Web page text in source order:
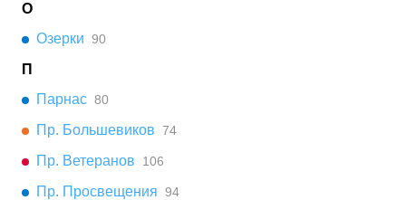
О
Озерки 90
П
Парнас 80
Пр. Большевиков 74
Пр. Ветеранов 106
Пр. Просвещения 94